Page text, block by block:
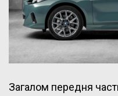
Загалом передня